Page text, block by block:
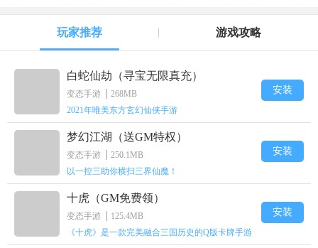
玩家推荐 游戏攻略
白蛇仙劫（寻宝无限真充）
变态手游
268MB
2021年唯美东方玄幻仙侠手游
安装
梦幻江湖（送GM特权）
变态手游
250.1MB
以一控三助你横扫三界仙魔！
安装
十虎（GM免费领）
变态手游
125.4MB
《十虎》是一款完美融合三国历史的Q版卡牌手游
安装